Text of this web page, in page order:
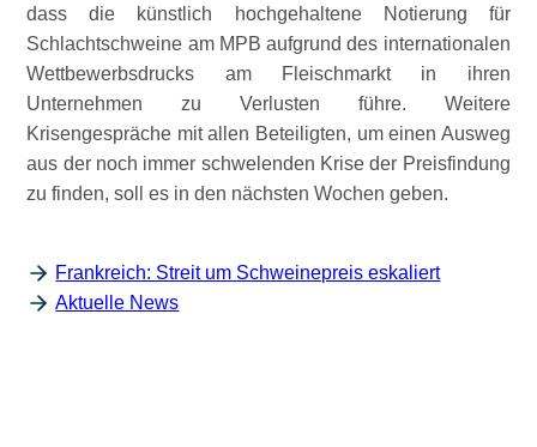
dass die künstlich hochgehaltene Notierung für
Schlachtschweine am MPB aufgrund des internationalen
Wettbewerbsdrucks am Fleischmarkt in ihren
Unternehmen zu Verlusten führe. Weitere
Krisengespräche mit allen Beteiligten, um einen Ausweg
aus der noch immer schwelenden Krise der Preisfindung
zu finden, soll es in den nächsten Wochen geben.
Frankreich: Streit um Schweinepreis eskaliert
Aktuelle News